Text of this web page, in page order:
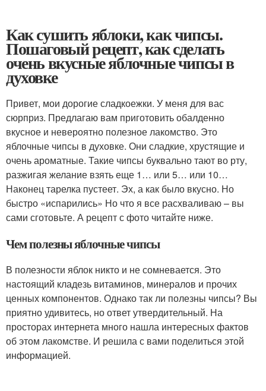
Как сушить яблоки, как чипсы.
Пошаговый рецепт, как сделать
очень вкусные яблочные чипсы в
духовке
Привет, мои дорогие сладкоежки. У меня для вас
сюрприз. Предлагаю вам приготовить обалденно
вкусное и невероятно полезное лакомство. Это
яблочные чипсы в духовке. Они сладкие, хрустящие и
очень ароматные. Такие чипсы буквально тают во рту,
разжигая желание взять еще 1… или 5… или 10…
Наконец тарелка пустеет. Эх, а как было вкусно. Но
быстро «испарились» Но что я все расхваливаю – вы
сами сготовьте. А рецепт с фото читайте ниже.
Чем полезны яблочные чипсы
В полезности яблок никто и не сомневается. Это
настоящий кладезь витаминов, минералов и прочих
ценных компонентов. Однако так ли полезны чипсы? Вы
приятно удивитесь, но ответ утвердительный. На
просторах интернета много нашла интересных фактов
об этом лакомстве. И решила с вами поделиться этой
информацией.